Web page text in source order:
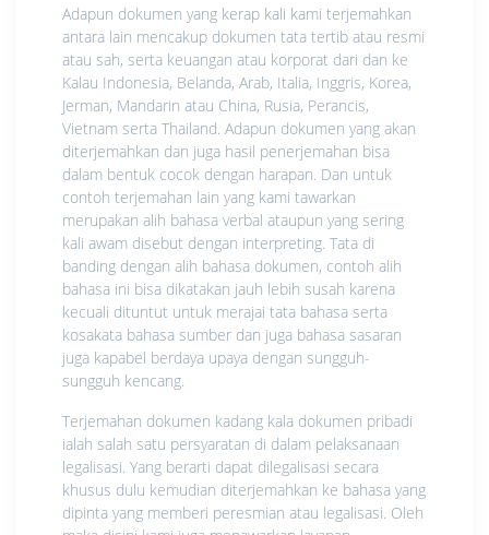
Adapun dokumen yang kerap kali kami terjemahkan
antara lain mencakup dokumen tata tertib atau resmi
atau sah, serta keuangan atau korporat dari dan ke
Kalau Indonesia, Belanda, Arab, Italia, Inggris, Korea,
Jerman, Mandarin atau China, Rusia, Perancis,
Vietnam serta Thailand. Adapun dokumen yang akan
diterjemahkan dan juga hasil penerjemahan bisa
dalam bentuk cocok dengan harapan. Dan untuk
contoh terjemahan lain yang kami tawarkan
merupakan alih bahasa verbal ataupun yang sering
kali awam disebut dengan interpreting. Tata di
banding dengan alih bahasa dokumen, contoh alih
bahasa ini bisa dikatakan jauh lebih susah karena
kecuali dituntut untuk merajai tata bahasa serta
kosakata bahasa sumber dan juga bahasa sasaran
juga kapabel berdaya upaya dengan sungguh-
sungguh kencang.
Terjemahan dokumen kadang kala dokumen pribadi
ialah salah satu persyaratan di dalam pelaksanaan
legalisasi. Yang berarti dapat dilegalisasi secara
khusus dulu kemudian diterjemahkan ke bahasa yang
dipinta yang memberi peresmian atau legalisasi. Oleh